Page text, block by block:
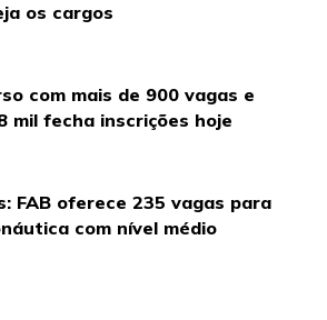
os cargos
com mais de 900 vagas e
mil fecha inscrições hoje
FAB oferece 235 vagas para
com nível médio